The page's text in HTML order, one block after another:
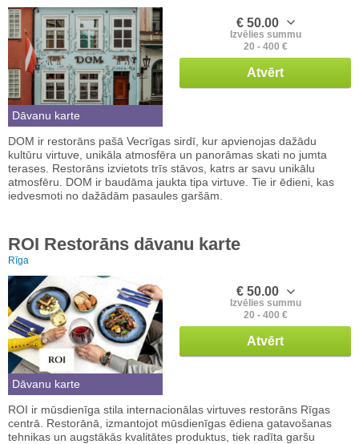
Dāvanu karte
€ 50.00
Izvēlies summu
20 - 400 €
Atvērt
DOM ir restorāns pašā Vecrīgas sirdī, kur apvienojas dažādu
kultūru virtuve, unikāla atmosfēra un panorāmas skati no jumta
terases. Restorāns izvietots trīs stāvos, katrs ar savu unikālu
atmosfēru. DOM ir baudāma jaukta tipa virtuve. Tie ir ēdieni, kas
iedvesmoti no dažādām pasaules garšām.
ROI Restorāns dāvanu karte
Rīga
Dāvanu karte
€ 50.00
Izvēlies summu
20 - 400 €
Atvērt
ROI ir mūsdienīga stila internacionālas virtuves restorāns Rīgas
centrā. Restorānā, izmantojot mūsdienīgas ēdiena gatavošanas
tehnikas un augstākās kvalitātes produktus, tiek radīta garšu